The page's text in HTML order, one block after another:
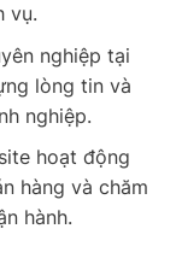
vụ.
nghiệp tại
lòng tin và
nghiệp.
hoạt động
hàng và chăm
hành.